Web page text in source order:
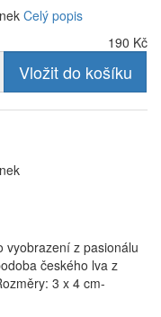
Celý popis
190 Kč
Vložit do košíku
vyobrazení z pasionálu
českého lva z
3 x 4 cm-